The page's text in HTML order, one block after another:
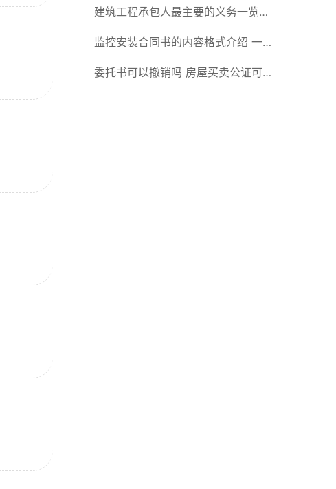
师解答
建筑工程承包人最主要的义务一览
承包合同内容介绍
监控安装合同书的内容格式介绍 一
般包括这些条款
委托书可以撤销吗 房屋买卖公证可